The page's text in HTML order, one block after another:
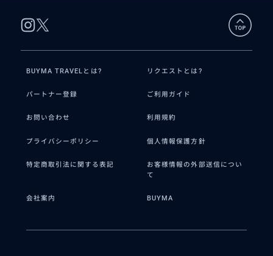
BUYMA TRAVELとは? リクエストとは?
パートナー登録 ご利用ガイド
お問い合わせ 利用規約
プライバシーポリシー 個人情報保護方針
特定商取引法に関する表記
お客様情報の外部送信につい
て
会社案内 BUYMA